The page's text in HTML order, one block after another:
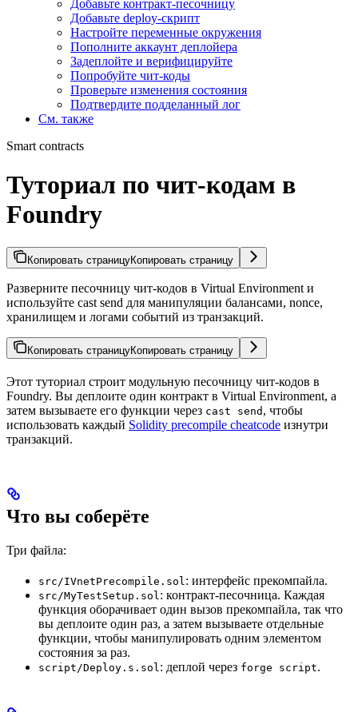
Добавьте контракт-песочницу
Добавьте deploy-скрипт
Настройте переменные окружения
Пополните аккаунт деплойера
Задеплойте и верифицируйте
Попробуйте чит-коды
Проверьте изменения состояния
Подтвердите подделанный лог
См. также
Smart contracts
Туториал по чит-кодам в
Foundry
Копировать страницуКопировать страницу
Разверните песочницу чит-кодов в Virtual Environment и
используйте cast send для манипуляции балансами, nonce,
хранилищем и логами событий из транзакций.
Копировать страницуКопировать страницу
Этот туториал строит модульную песочницу чит-кодов в
Foundry. Вы деплоите один контракт в Virtual Environment, а
затем вызываете его функции через cast send , чтобы
использовать каждый Solidity precompile cheatcode изнутри
транзакций.
Что вы соберёте
Три файла:
src/IVnetPrecompile.sol : интерфейс прекомпайла.
src/MyTestSetup.sol : контракт-песочница. Каждая
функция оборачивает один вызов прекомпайла, так что
вы деплоите один раз, а затем вызываете отдельные
функции, чтобы манипулировать одним элементом
состояния за раз.
script/Deploy.s.sol : деплой через forge script.